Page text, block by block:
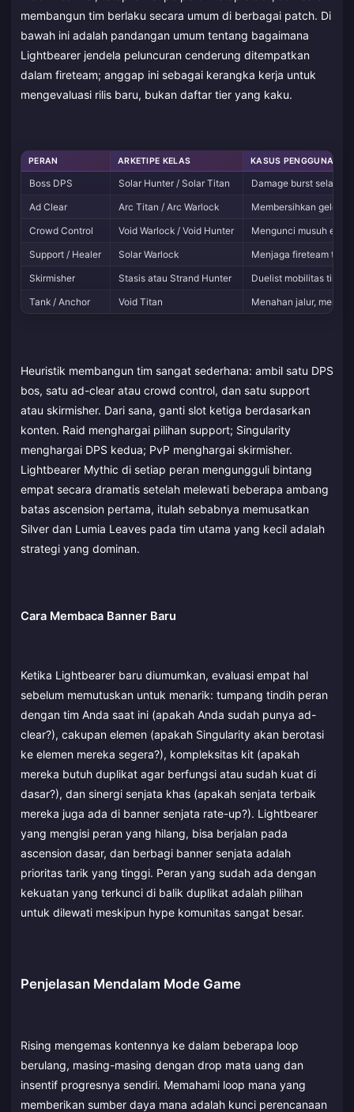
membangun tim berlaku secara umum di berbagai patch. Di
bawah ini adalah pandangan umum tentang bagaimana
Lightbearer jendela peluncuran cenderung ditempatkan
dalam fireteam; anggap ini sebagai kerangka kerja untuk
mengevaluasi rilis baru, bukan daftar tier yang kaku.
PERAN ARKETIPE KELAS KASUS PENGGUNAAN
Boss DPS Solar Hunter / Solar Titan
Damage burst selama
Ad Clear
Arc Titan / Arc Warlock
Membersihkan
Crowd Control
Void Warlock / Void Hunter
Mengunci musuh elit
Support / Healer
Solar Warlock
Menjaga fireteam
Skirmisher
Stasis atau Strand Hunter
Duelist mobilitas
Tank / Anchor
Void Titan Menahan jalur,
Heuristik membangun tim sangat sederhana: ambil satu DPS
bos, satu ad-clear atau crowd control, dan satu support
atau skirmisher. Dari sana, ganti slot ketiga berdasarkan
konten. Raid menghargai pilihan support; Singularity
menghargai DPS kedua; PvP menghargai skirmisher.
Lightbearer Mythic di setiap peran mengungguli bintang
empat secara dramatis setelah melewati beberapa ambang
batas ascension pertama, itulah sebabnya memusatkan
Silver dan Lumia Leaves pada tim utama yang kecil adalah
strategi yang dominan.
Cara Membaca Banner Baru
Ketika Lightbearer baru diumumkan, evaluasi empat hal
sebelum memutuskan untuk menarik: tumpang tindih peran
dengan tim Anda saat ini (apakah Anda sudah punya ad-
clear?), cakupan elemen (apakah Singularity akan berotasi
ke elemen mereka segera?), kompleksitas kit (apakah
mereka butuh duplikat agar berfungsi atau sudah kuat di
dasar?), dan sinergi senjata khas (apakah senjata terbaik
mereka juga ada di banner senjata rate-up?). Lightbearer
yang mengisi peran yang hilang, bisa berjalan pada
ascension dasar, dan berbagi banner senjata adalah
prioritas tarik yang tinggi. Peran yang sudah ada dengan
kekuatan yang terkunci di balik duplikat adalah pilihan
untuk dilewati meskipun hype komunitas sangat besar.
Penjelasan Mendalam Mode Game
Rising mengemas kontennya ke dalam beberapa loop
berulang, masing-masing dengan drop mata uang dan
insentif progresnya sendiri. Memahami loop mana yang
memberikan sumber daya mana adalah kunci perencanaan